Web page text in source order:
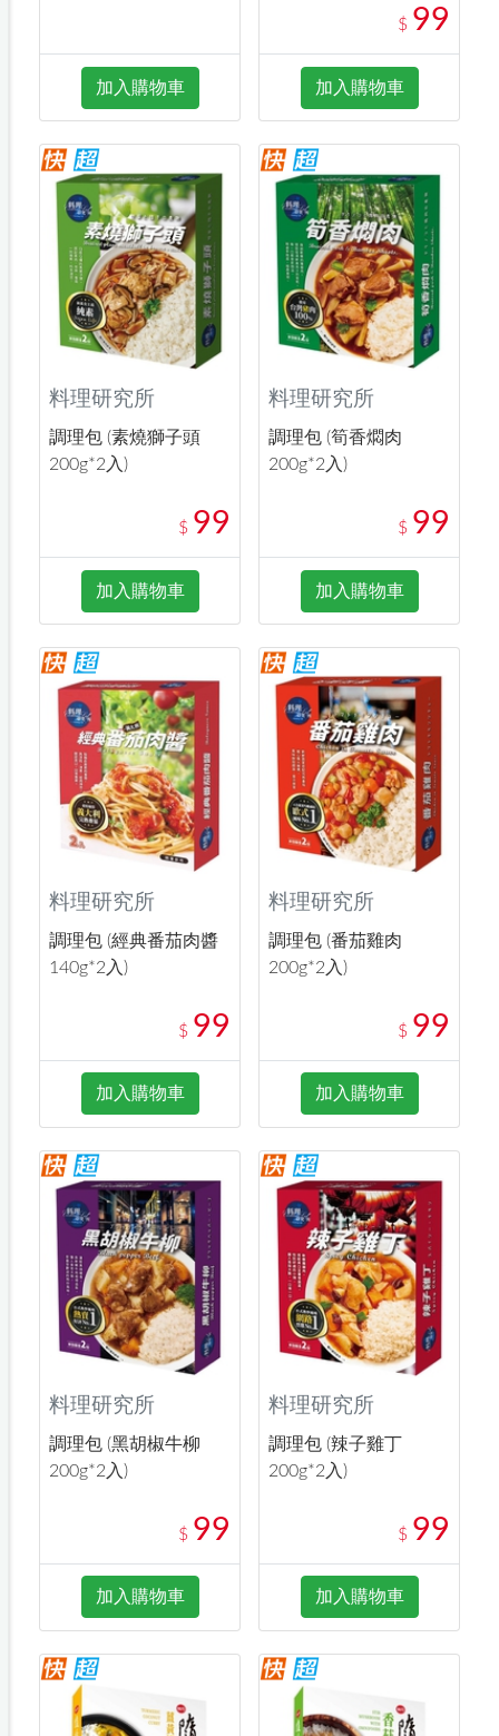
加入購物車
$ 99
加入購物車
料理研究所
調理包 (素燒獅子頭
200g*2入)
$ 99
加入購物車
料理研究所
調理包 (筍香燜肉
200g*2入)
$ 99
加入購物車
料理研究所
調理包 (經典番茄肉醬
140g*2入)
$ 99
加入購物車
料理研究所
調理包 (番茄雞肉
200g*2入)
$ 99
加入購物車
料理研究所
調理包 (黑胡椒牛柳
200g*2入)
$ 99
加入購物車
料理研究所
調理包 (辣子雞丁
200g*2入)
$ 99
加入購物車